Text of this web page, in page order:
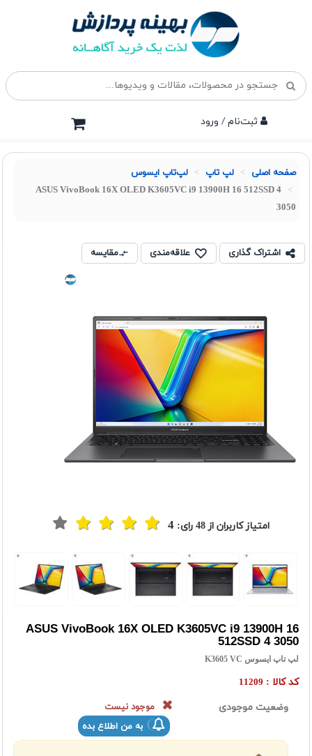
ثبت‌نام / ورود
صفحه اصلی لپ تاپ لپ‌تاپ ایسوس
ASUS VivoBook 16X OLED K3605VC i9 13900H 16 512SSD 4
3050
اشتراک گذاری علاقه‌مندی مقایسه
امتیاز کاربران از48 رای: 4
ASUS VivoBook 16X OLED K3605VC i9 13900H 16
512SSD 4 3050
لپ تاپ ایسوس K3605 VC
کد کالا : 11209
وضعیت موجودی
موجود نیست
به من اطلاع بده